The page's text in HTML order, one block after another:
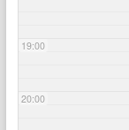
19:00
20:00